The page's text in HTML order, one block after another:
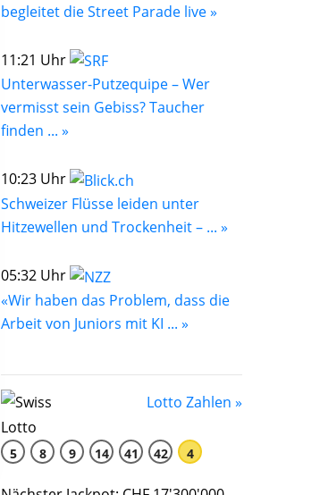
begleitet die Street Parade live »
11:21 Uhr
Unterwasser-Putzequipe – Wer
vermisst sein Gebiss? Taucher
finden ... »
10:23 Uhr
Schweizer Flüsse leiden unter
Hitzewellen und Trockenheit – ... »
05:32 Uhr
«Wir haben das Problem, dass die
Arbeit von Juniors mit KI ... »
Lotto Zahlen »
5 8 9 14 41 42 4